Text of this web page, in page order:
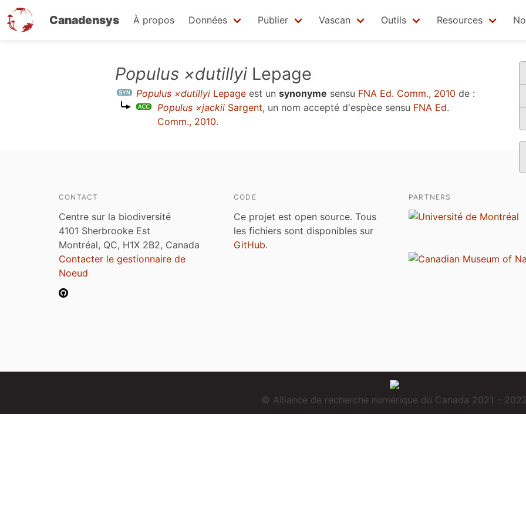
Canadensys À propos Données Publier Vascan Outils Resources
Populus ×dutillyi Lepage
Populus ×dutillyi Lepage est un synonyme sensu FNA Ed. Comm., 2010 de :
Populus ×jackii Sargent, un nom accepté d'espèce sensu FNA Ed.
Comm., 2010.
CONTACT
Centre sur la biodiversité
4101 Sherbrooke Est
Montréal, QC, H1X 2B2, Canada
Contacter le gestionnaire de
Noeud
CODE
Ce projet est open source. Tous
les fichiers sont disponibles sur
GitHub.
PARTNERS
© Alliance de recherche numérique du Canada 2021 –